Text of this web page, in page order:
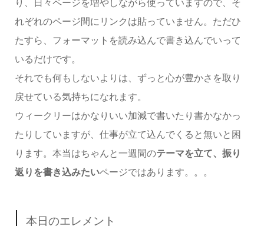
り、日々ページを増やしながら使っていますので、そ
れぞれのページ間にリンクは貼っていません。ただひ
たすら、フォーマットを読み込んで書き込んでいって
いるだけです。
それでも何もしないよりは、ずっと心が豊かさを取り
戻せている気持ちになれます。
ウィークリーはかなりいい加減で書いたり書かなかっ
たりしていますが、仕事が立て込んでくると無いと困
ります。本当はちゃんと一週間のテーマを立て、振り
返りを書き込みたいページではあります。。。
本日のエレメント